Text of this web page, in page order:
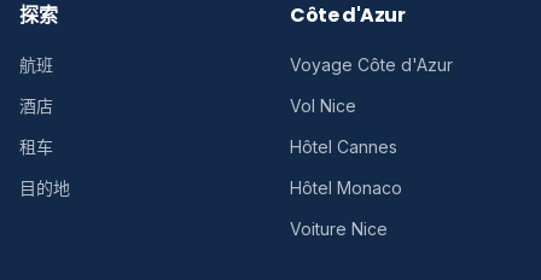
探索
航班
酒店
租车
目的地
Côte d'Azur
Voyage Côte d'Azur
Vol Nice
Hôtel Cannes
Hôtel Monaco
Voiture Nice